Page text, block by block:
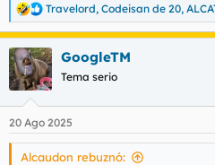
R
e
a
c
c
i
e
s
Travelord, Codeisan de 20,
GoogleTM
Tema serio
20 Ago 2025
Alcaudon rebuznó: